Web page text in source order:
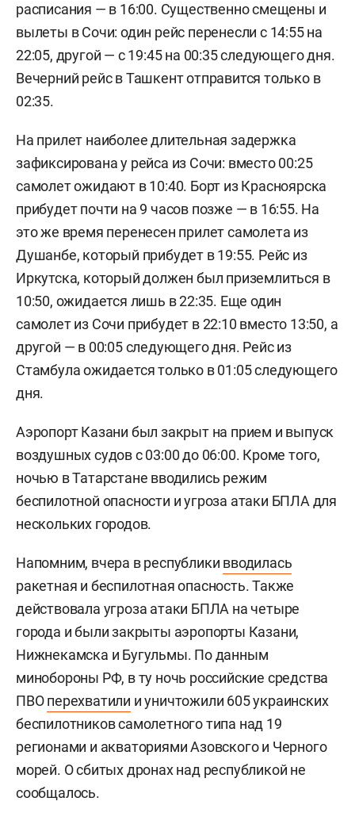
расписания — в 16:00. Существенно смещены и
вылеты в Сочи: один рейс перенесли с 14:55 на
22:05, другой — с 19:45 на 00:35 следующего дня.
Вечерний рейс в Ташкент отправится только в
02:35.
На прилет наиболее длительная задержка
зафиксирована у рейса из Сочи: вместо 00:25
самолет ожидают в 10:40. Борт из Красноярска
прибудет почти на 9 часов позже — в 16:55. На
это же время перенесен прилет самолета из
Душанбе, который прибудет в 19:55. Рейс из
Иркутска, который должен был приземлиться в
10:50, ожидается лишь в 22:35. Еще один
самолет из Сочи прибудет в 22:10 вместо 13:50, а
другой — в 00:05 следующего дня. Рейс из
Стамбула ожидается только в 01:05 следующего
дня.
Аэропорт Казани был закрыт на прием и выпуск
воздушных судов с 03:00 до 06:00. Кроме того,
ночью в Татарстане вводились режим
беспилотной опасности и угроза атаки БПЛА для
нескольких городов.
Напомним, вчера в республики вводилась
ракетная и беспилотная опасность. Также
действовала угроза атаки БПЛА на четыре
города и были закрыты аэропорты Казани,
Нижнекамска и Бугульмы. По данным
минобороны РФ, в ту ночь российские средства
ПВОперехватили и уничтожили 605 украинских
беспилотников самолетного типа над 19
регионами и акваториями Азовского и Черного
морей. О сбитых дронах над республикой не
сообщалось.